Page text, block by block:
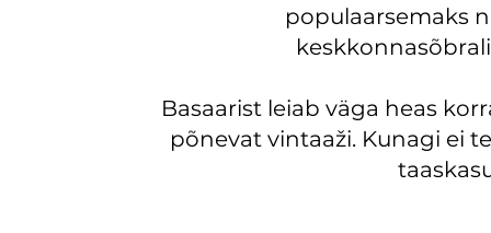
populaarsemaks
Basaarist leiab väga heas
põnevat vintaaži. Kunagi ei